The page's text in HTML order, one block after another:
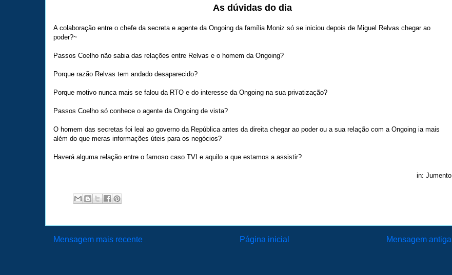
As dúvidas do dia
A colaboração entre o chefe da secreta e agente da Ongoing da família Moniz só se iniciou depois de Miguel Relvas chegar ao
poder?~
Passos Coelho não sabia das relações entre Relvas e o homem da Ongoing?
Porque razão Relvas tem andado desaparecido?
Porque motivo nunca mais se falou da RTO e do interesse da Ongoing na sua privatização?
Passos Coelho só conhece o agente da Ongoing de vista?
O homem das secretas foi leal ao governo da República antes da direita chegar ao poder ou a sua relação com a Ongoing ia mais
além do que meras informações úteis para os negócios?
Haverá alguma relação entre o famoso caso TVI e aquilo a que estamos a assistir?
in: Jumento
Mensagem mais recente Mensagem antiga
Página inicial